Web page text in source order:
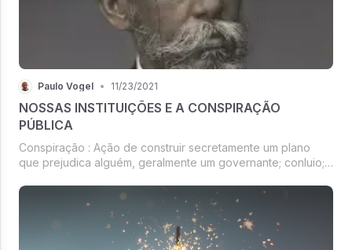
Paulo Vogel • 11/23/2021
NOSSAS INSTITUIÇÕES E A CONSPIRAÇÃO
PÚBLICA
Conspiração : Ação de construir secretamente um plano
que prejudica alguém, geralmente um governante; conluio;